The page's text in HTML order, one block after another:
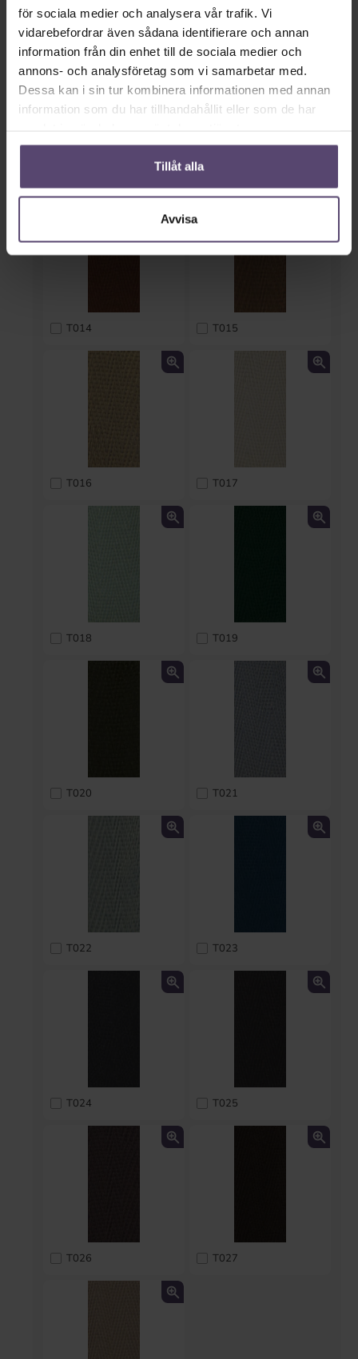
för sociala medier och analysera vår trafik. Vi
vidarebefordrar även sådana identifierare och annan
information från din enhet till de sociala medier och
annons- och analysföretag som vi samarbetar med.
Dessa kan i sin tur kombinera informationen med annan
information som du har tillhandahållit eller som de har
Tillåt alla
Avvisa
T010 T011
T014 T015
T016 T017
T018 T019
T020 T021
T022 T023
T024 T025
T026 T027